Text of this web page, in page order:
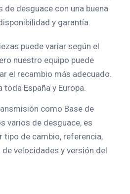
de desguace con una buena
y garantía.
puede variar según el
nuestro equipo puede
el recambio más adecuado.
España y Europa.
como Base de
varios de desguace, es
tipo de cambio, referencia,
velocidades y versión del